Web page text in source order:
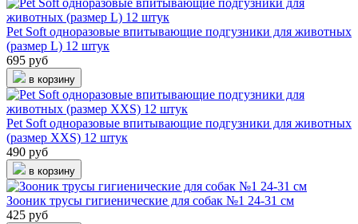
Pet Soft одноразовые впитывающие подгузники для животных
(размер L) 12 штук
695 руб
в корзину
Pet Soft одноразовые впитывающие подгузники для животных
(размер XXS) 12 штук
490 руб
в корзину
Зооник трусы гигиенические для собак №1 24-31 см
425 руб